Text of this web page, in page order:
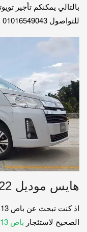
بالتالي يمكنكم تأجير
للتواصول 01016549043
هايس موديل 2022 للايجار اليومي
الصحيح لاستئجار باص 13 راكب من الشركة الدولية للنقل السياحي